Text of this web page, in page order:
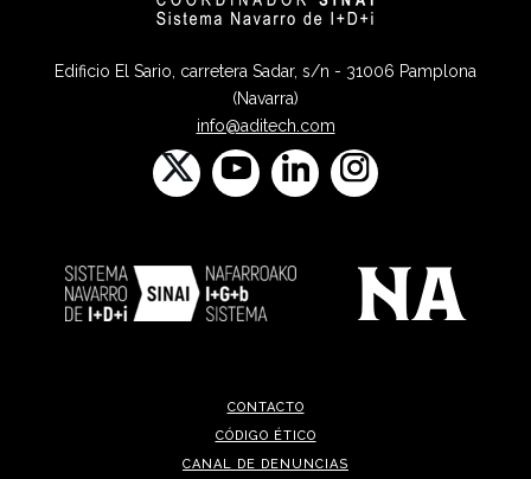
Edificio El Sario, carretera Sadar, s/n - 31006 Pamplona
(Navarra)
info@aditech.com
CONTACTO
CÓDIGO ÉTICO
CANAL DE DENUNCIAS